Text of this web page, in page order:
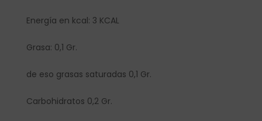
Energía en kcal: 3 KCAL
Grasa: 0,1 Gr.
de eso grasas saturadas 0,1 Gr.
Carbohidratos 0,2 Gr.